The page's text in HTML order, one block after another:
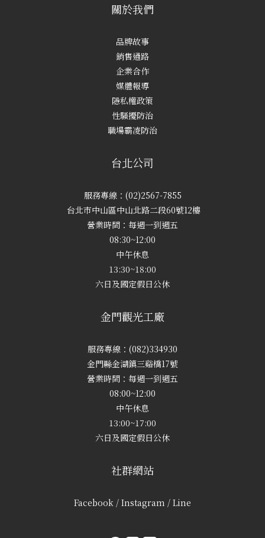
關於我們
品牌故事
銷售通路
企業合作
媒體報導
隱私權政策
性騷擾防治
職場霸凌防治
台北公司
服務專線：(02)2567-7855
台北市中山區中山北路二段60號12樓
營業時間：每週一到週五
08:30~12:00
中午休息
13:30~18:00
六日及國定假日公休
金門觀光工廠
服務專線：(082)334930
金門縣金湖鎮三谿橋17號
營業時間：每週一到週五
08:00~12:00
中午休息
13:00~17:00
六日及國定假日公休
社群網站
Facebook / Instagram / Line